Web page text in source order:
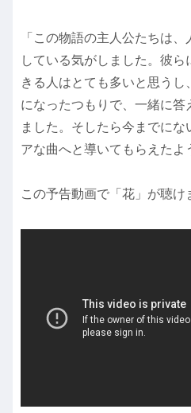
「この物語の主人公たちは
している気がしました。彼
きる人はとても多いと思うし
になったつもりで、一緒に答
ました。そしたら今までにな
アな曲へと導いてもらえたよ
この予告動画で「花」が聴け